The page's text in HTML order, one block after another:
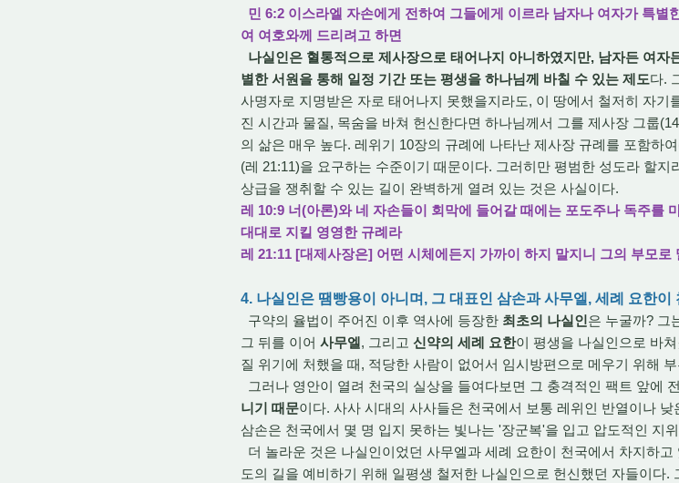
민 6:2 이스라엘 자손에게 전하여 그들에게 이르라 남자나 여자가 특별
여 여호와께 드리려고 하면
나실인은 혈통적으로 제사장으로 태어나지 아니하였지만, 남자든 여
별한 서원을 통해 일정 기간 또는 평생을 하나님께 바칠 수 있는 제도다.
사명자로 지명받은 자로 태어나지 못했을지라도, 이 땅에서 철저히 자
진 시간과 물질, 목숨을 바쳐 헌신한다면 하나님께서 그를 제사장 그룹
의 삶은 매우 높다. 레위기 10장의 규례에 나타난 제사장 규례를 포함하
(레 21:11)을 요구하는 수준이기 때문이다. 그러히만 평범한 성도라 할
상급을 쟁취할 수 있는 길이 완벽하게 열려 있는 것은 사실이다.
레 10:9 너(아론)와 네 자손들이 회막에 들어갈 때에는 포도주나 독주를
대대로 지킬 영영한 규례라
레 21:11 [대제사장은] 어떤 시체에든지 가까이 하지 말지니 그의 부모로
4. 나실인은 땜빵용이 아니며, 그 대표인 삼손과 사무엘, 세례 요한이
구약의 율법이 주어진 이후 역사에 등장한 최초의 나실인은 누굴까? 그
그 뒤를 이어 사무엘, 그리고 신약의 세례 요한이 평생을 나실인으로 바
질 위기에 처했을 때, 적당한 사람이 없어서 임시방편으로 메우기 위해
그러나 영안이 열려 천국의 실상을 들여다보면 그 충격적인 팩트 앞에
니기 때문이다. 사사 시대의 사사들은 천국에서 보통 레위인 반열이나
삼손은 천국에서 몇 명 입지 못하는 빛나는 '장군복'을 입고 압도적인 지
더 놀라운 것은 나실인이었던 사무엘과 세례 요한이 천국에서 차지하
도의 길을 예비하기 위해 일평생 철저한 나실인으로 헌신했던 자들이다.